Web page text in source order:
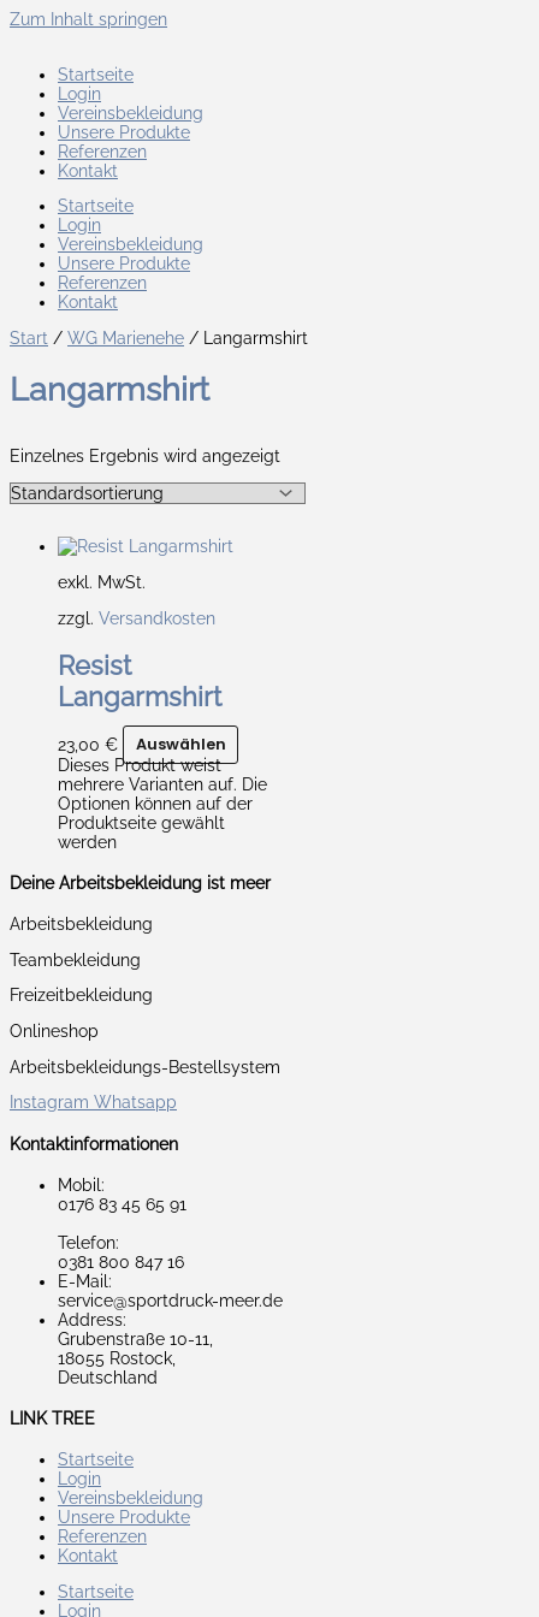
Zum Inhalt springen
Startseite
Login
Vereinsbekleidung
Unsere Produkte
Referenzen
Kontakt
Startseite
Login
Vereinsbekleidung
Unsere Produkte
Referenzen
Kontakt
Start / WG Marienehe / Langarmshirt
Langarmshirt
Einzelnes Ergebnis wird angezeigt
exkl. MwSt.
zzgl. Versandkosten
Resist
Langarmshirt
23,00 € Auswählen
Dieses Produkt weist
mehrere Varianten auf. Die
Optionen können auf der
Produktseite gewählt
werden
Deine Arbeitsbekleidung ist meer
Arbeitsbekleidung
Teambekleidung
Freizeitbekleidung
Onlineshop
Arbeitsbekleidungs-Bestellsystem
Instagram Whatsapp
Kontaktinformationen
Mobil:
0176 83 45 65 91
Telefon:
0381 800 847 16
E-Mail:
service@sportdruck-meer.de
Address:
Grubenstraße 10-11,
18055 Rostock,
Deutschland
LINK TREE
Startseite
Login
Vereinsbekleidung
Unsere Produkte
Referenzen
Kontakt
Startseite
Login